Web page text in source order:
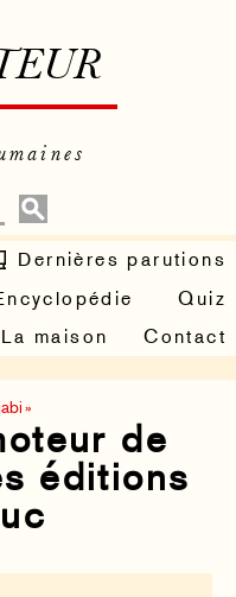
Dernières parutions
Quiz
La maison Contact
»
de
éditions